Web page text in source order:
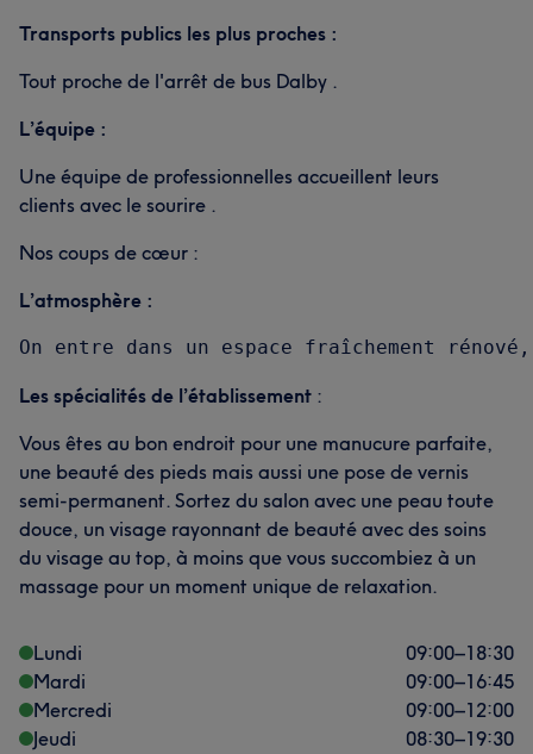
Transports publics les plus proches :
Tout proche de l'arrêt de bus Dalby .
L’équipe :
Une équipe de professionnelles accueillent leurs
clients avec le sourire .
Nos coups de cœur :
L’atmosphère :
Les spécialités de l’établissement :
Vous êtes au bon endroit pour une manucure parfaite,
une beauté des pieds mais aussi une pose de vernis
semi-permanent. Sortez du salon avec une peau toute
douce, un visage rayonnant de beauté avec des soins
du visage au top, à moins que vous succombiez à un
massage pour un moment unique de relaxation.
Lundi 09:00–18:30
Mardi
09:00–16:45
Mercredi
09:00–12:00
Jeudi
08:30–19:30